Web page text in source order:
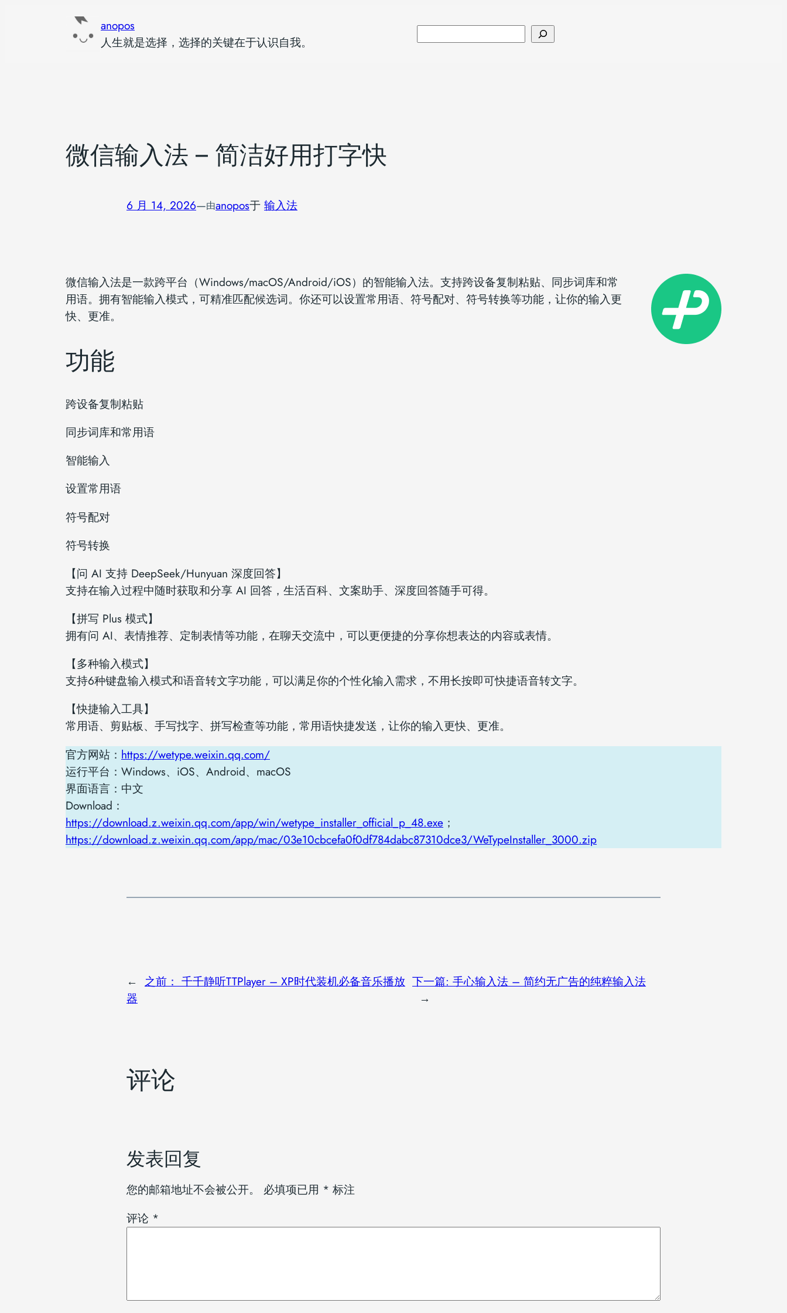
anopos
人生就是选择，选择的关键在于认识自我。
微信输入法 – 简洁好用打字快
6 月 14, 2026—由anopos于 输入法
微信输入法是一款跨平台（Windows/macOS/Android/iOS）的智能输入法。支持跨设备复制粘贴、同步词库和常
用语。拥有智能输入模式，可精准匹配候选词。你还可以设置常用语、符号配对、符号转换等功能，让你的输入更
快、更准。
功能
跨设备复制粘贴
同步词库和常用语
智能输入
设置常用语
符号配对
符号转换
【问 AI 支持 DeepSeek/Hunyuan 深度回答】
支持在输入过程中随时获取和分享 AI 回答，生活百科、文案助手、深度回答随手可得。
【拼写 Plus 模式】
拥有问 AI、表情推荐、定制表情等功能，在聊天交流中，可以更便捷的分享你想表达的内容或表情。
【多种输入模式】
支持6种键盘输入模式和语音转文字功能，可以满足你的个性化输入需求，不用长按即可快捷语音转文字。
【快捷输入工具】
常用语、剪贴板、手写找字、拼写检查等功能，常用语快捷发送，让你的输入更快、更准。
官方网站： https://wetype.weixin.qq.com/
运行平台：Windows、iOS、Android、macOS
界面语言：中文
Download：
https://download.z.weixin.qq.com/app/win/wetype_installer_official_p_48.exe ；
https://download.z.weixin.qq.com/app/mac/03e10cbcefa0f0df784dabc87310dce3/WeTypeInstaller_3000.zip
← 之前： 千千静听TTPlayer – XP时代装机必备音乐播放
器
下一篇:手心输入法 – 简约无广告的纯粹输入法
→
评论
发表回复
您的邮箱地址不会被公开。 必填项已用 * 标注
评论 *